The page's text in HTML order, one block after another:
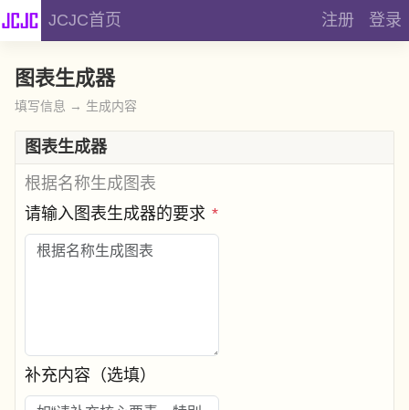
JCJC首页 注册 登录
图表生成器
填写信息 → 生成内容
图表生成器
根据名称生成图表
请输入图表生成器的要求 *
补充内容（选填）